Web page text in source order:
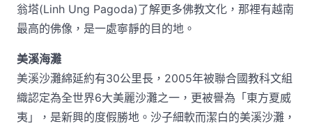
翁塔(Linh Ung Pagoda)了解更多佛教文化，那裡有越南
最高的佛像，是一處寧靜的目的地。
美溪海灘
美溪沙灘綿延約有30公里長，2005年被聯合國教科文組
織認定為全世界6大美麗沙灘之一，更被譽為「東方夏威
夷」，是新興的度假勝地。沙子細軟而潔白的美溪沙灘，